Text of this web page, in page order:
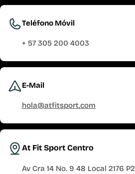
Teléfono Móvil
+ 57 305 200 4003
E-Mail
hola@atfitsport.com
At Fit Sport Centro
Av Cra 14 No. 9 48 Local 2176 P2